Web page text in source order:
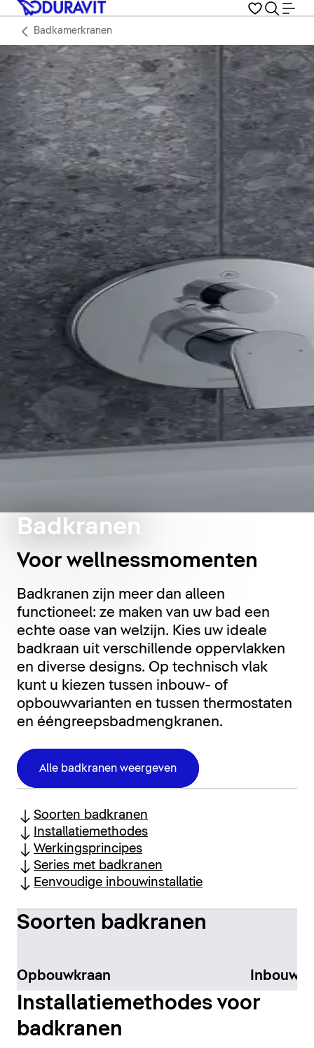
Badkamerkranen
Badkranen
Voor wellnessmomenten
Badkranen zijn meer dan alleen
functioneel: ze maken van uw bad een
echte oase van welzijn. Kies uw ideale
badkraan uit verschillende oppervlakken
en diverse designs. Op technisch vlak
kunt u kiezen tussen inbouw- of
opbouwvarianten en tussen thermostaten
en ééngreepsbadmengkranen.
Alle badkranen weergeven
Soorten badkranen
Installatiemethodes
Werkingsprincipes
Series met badkranen
Eenvoudige inbouwinstallatie
Soorten badkranen
Opbouwkraan Inbouw-
Installatiemethodes voor
badkranen